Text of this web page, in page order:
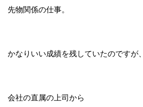
先物関係の仕事。
かなりいい成績を残していたのですが、
会社の直属の上司から